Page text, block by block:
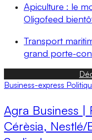
Apiculture : le
Oligofeed
Transport
grand porte-
Business-express
Agra Business |
Cérèsia, Nestlé/